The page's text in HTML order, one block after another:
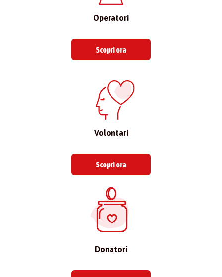
Operatori
Scopri ora
Volontari
Scopri ora
Donatori